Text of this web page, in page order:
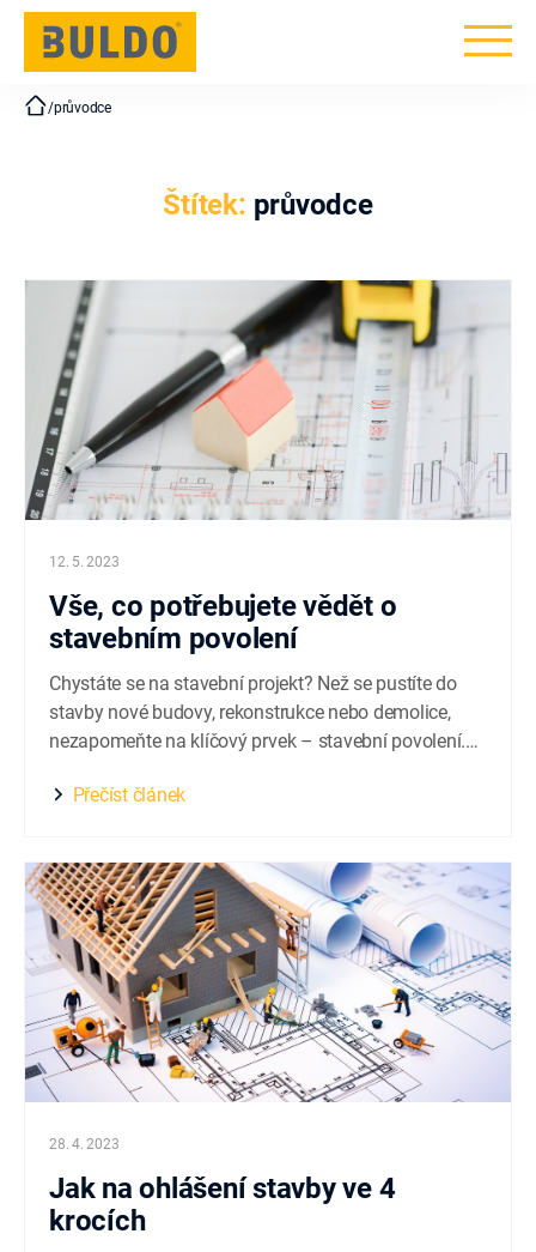
/průvodce
Štítek: průvodce
12. 5. 2023
Vše, co potřebujete vědět o
stavebním povolení
Chystáte se na stavební projekt? Než se pustíte do
stavby nové budovy, rekonstrukce nebo demolice,
nezapomeňte na klíčový prvek – stavební povolení.
povolení bez stresu a s lehkostí. Získáte informace o
Přečíst článek
28. 4. 2023
Jak na ohlášení stavby ve 4
krocích